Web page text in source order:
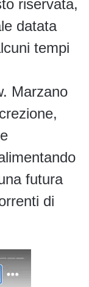
riservata,
datata
tempi
Marzano
futura
di